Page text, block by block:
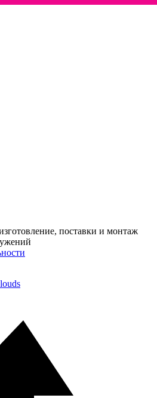
поставки и монтаж